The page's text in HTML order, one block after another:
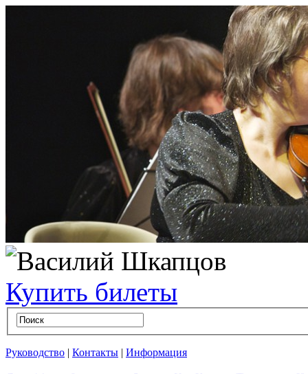
Купить билеты
Руководство | Контакты | Информация